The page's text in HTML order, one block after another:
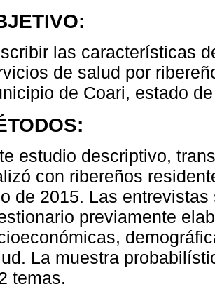
las características
de salud por
de Coari, estado
estudio descriptivo,
con ribereños
de 2015. Las
previamente
La muestra
temas.